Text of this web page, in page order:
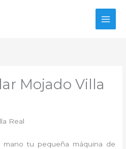
Mojado Villa
Real
tu pequeña máquina de